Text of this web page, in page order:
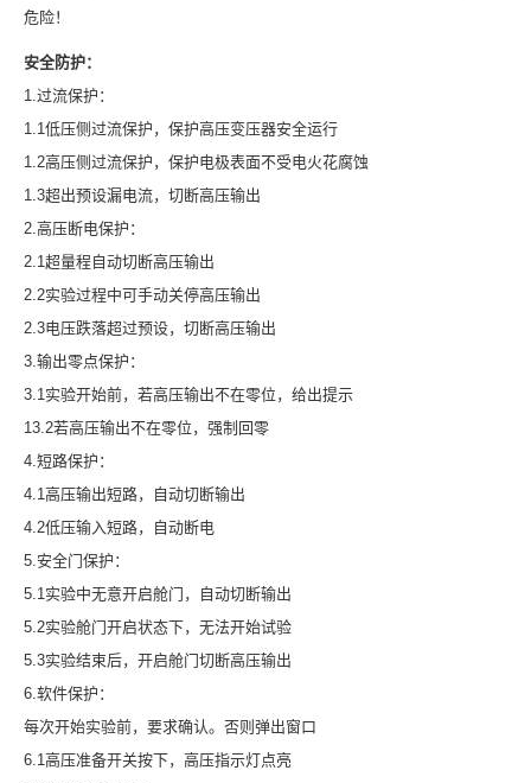
危险！
安全防护：
1.过流保护：
1.1低压侧过流保护，保护高压变压器安全运行
1.2高压侧过流保护，保护电极表面不受电火花腐蚀
1.3超出预设漏电流，切断高压输出
2.高压断电保护：
2.1超量程自动切断高压输出
2.2实验过程中可手动关停高压输出
2.3电压跌落超过预设，切断高压输出
3.输出零点保护：
3.1实验开始前，若高压输出不在零位，给出提示
13.2若高压输出不在零位，强制回零
4.短路保护：
4.1高压输出短路，自动切断输出
4.2低压输入短路，自动断电
5.安全门保护：
5.1实验中无意开启舱门，自动切断输出
5.2实验舱门开启状态下，无法开始试验
5.3实验结束后，开启舱门切断高压输出
6.软件保护：
每次开始实验前，要求确认。否则弹出窗口
6.1高压准备开关按下，高压指示灯点亮